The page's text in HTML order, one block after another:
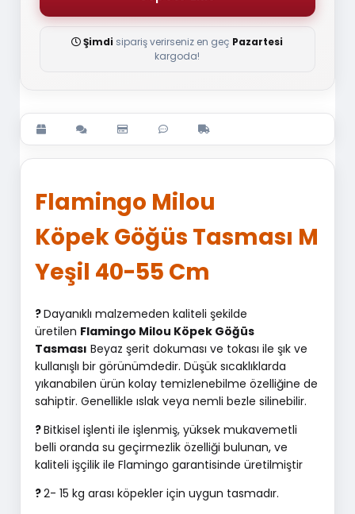
Şimdi sipariş verirseniz en geç Pazartesi
kargoda!
Flamingo Milou
Köpek Göğüs Tasması M
Yeşil 40-55 Cm
?Dayanıklı malzemeden kaliteli şekilde
üretilen Flamingo Milou Köpek Göğüs
Tasması Beyaz şerit dokuması ve tokası ile şık ve
kullanışlı bir görünümdedir. Düşük sıcaklıklarda
yıkanabilen ürün kolay temizlenebilme özelliğine de
sahiptir. Genellikle ıslak veya nemli bezle silinebilir.
?Bitkisel işlenti ile işlenmiş, yüksek mukavemetli
belli oranda su geçirmezlik özelliği bulunan,ve
kaliteli işçilik ile Flamingo garantisinde üretilmiştir
?2- 15 kg arası köpekler için uygun tasmadır.